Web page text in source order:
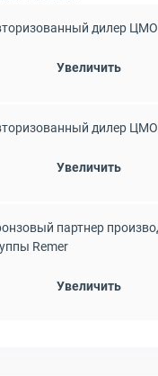
дилер ЦМО
Увеличить
дилер ЦМО
Увеличить
партнер
Remer
Увеличить